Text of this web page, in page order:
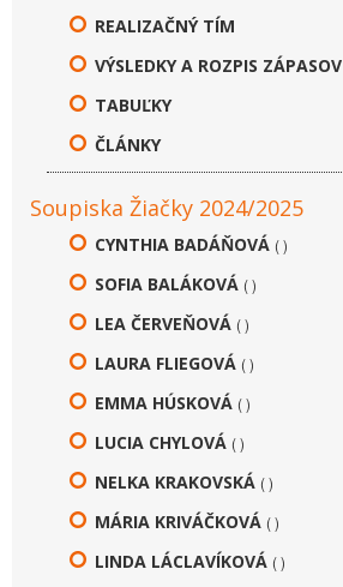
REALIZAČNÝ TÍM
VÝSLEDKY A ROZPIS ZÁPASOV
TABUĽKY
ČLÁNKY
Soupiska Žiačky 2024/2025
CYNTHIA BADÁŇOVÁ ( )
SOFIA BALÁKOVÁ ( )
LEA ČERVEŇOVÁ ( )
LAURA FLIEGOVÁ ( )
EMMA HÚSKOVÁ ( )
LUCIA CHYLOVÁ ( )
NELKA KRAKOVSKÁ ( )
MÁRIA KRIVÁČKOVÁ ( )
LINDA LÁCLAVÍKOVÁ ( )